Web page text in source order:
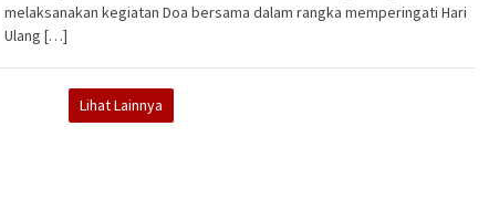
melaksanakan kegiatan Doa bersama dalam rangka memperingati Hari
Ulang […]
Lihat Lainnya